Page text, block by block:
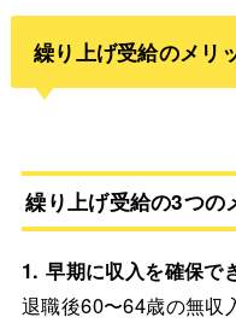
繰り上げ受給のメリ
繰り上げ受給の3つの
1. 早期に収入を確保で
退職後60〜64歳の無収